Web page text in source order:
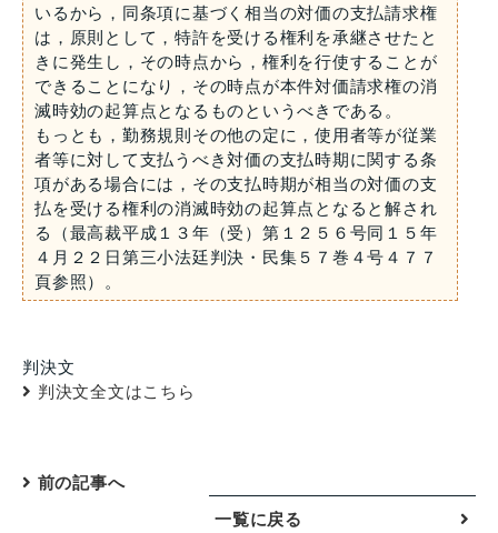
いるから，同条項に基づく相当の対価の支払請求権
は，原則として，特許を受ける権利を承継させたと
きに発生し，その時点から，権利を行使することが
できることになり，その時点が本件対価請求権の消
滅時効の起算点となるものというべきである。
もっとも，勤務規則その他の定に，使用者等が従業
者等に対して支払うべき対価の支払時期に関する条
項がある場合には，その支払時期が相当の対価の支
払を受ける権利の消滅時効の起算点となると解され
る（最高裁平成１３年（受）第１２５６号同１５年
４月２２日第三小法廷判決・民集５７巻４号４７７
頁参照）。
判決文
判決文全文はこちら
前の記事へ
一覧に戻る